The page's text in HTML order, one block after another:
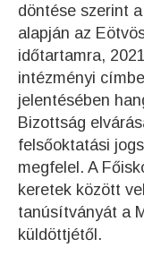
döntése szerint
alapján az
időtartamra,
intézményi
jelentésében
Bizottság
felsőoktatási
megfelel. A
keretek között
tanúsítványát a
küldöttjétől.